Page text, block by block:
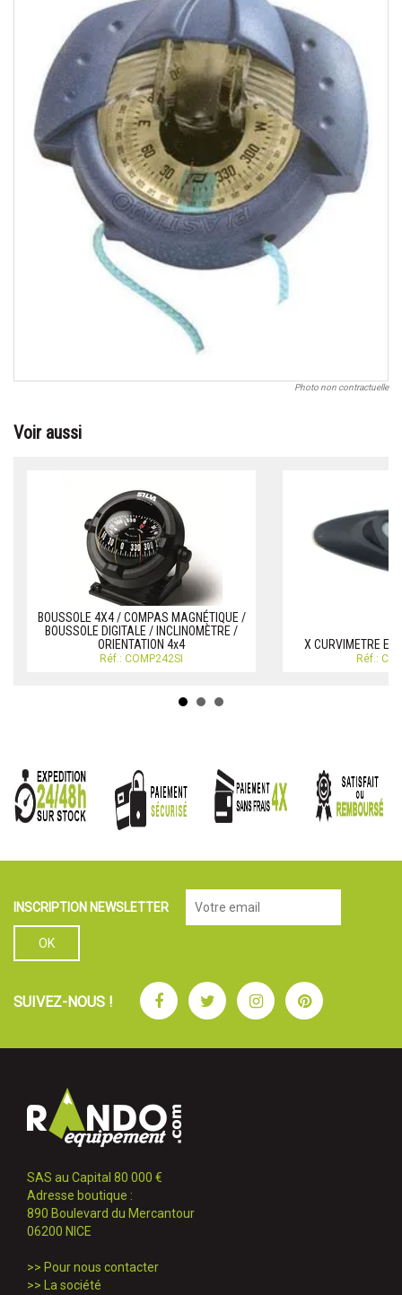
Photo non contractuelle
Voir aussi
BOUSSOLE 4X4 / COMPAS MAGNÉTIQUE /
BOUSSOLE DIGITALE / INCLINOMÈTRE /
ORIENTATION 4x4
Réf.: COMP242SI
X CURVIMETRE
Réf.:
INSCRIPTION NEWSLETTER
SUIVEZ-NOUS ! FacebookTwitterInstagramPinterest
SAS au Capital 80 000 €
Adresse boutique :
890 Boulevard du Mercantour
06200 NICE
>> Pour nous contacter
>> La société